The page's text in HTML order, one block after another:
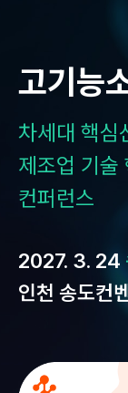
고기능
차세대 핵심
제조업 기술
컨퍼런스
2027. 3. 24
인천 송도컨